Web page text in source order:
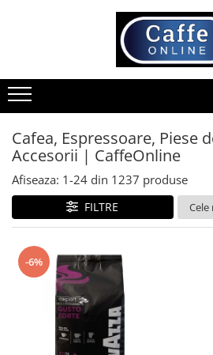
Cafea
Cafea Boabe
Capsule Cafea
Cafea Macinata
Cafea Instant
Espressoare
Aparate Automate
Aparate capsule
Aparate clasice
Accesorii
Cafea, Espressoare, Piese
Accesorii | CaffeOnline
Afiseaza: 1-24 din 1237 produse
FILTRE
-6%